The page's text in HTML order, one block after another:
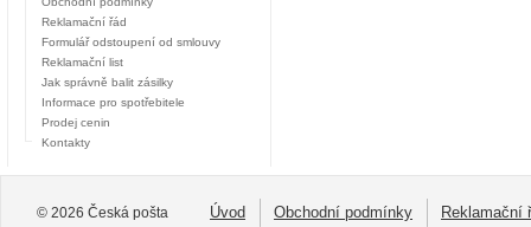
Reklamační řád
Formulář odstoupení od smlouvy
Reklamační list
Jak správně balit zásilky
Informace pro spotřebitele
Prodej cenin
Kontakty
© 2026 Česká pošta Úvod Obchodní podmínky Reklamační